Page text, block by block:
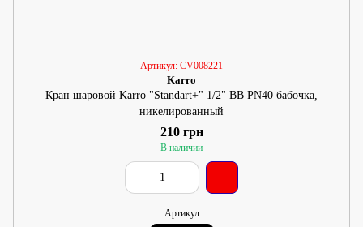
Артикул: CV008221
Karro
Кран шаровой Karro "Standart+" 1/2" ВВ PN40 бабочка,
никелированный
210 грн
В наличии
Артикул